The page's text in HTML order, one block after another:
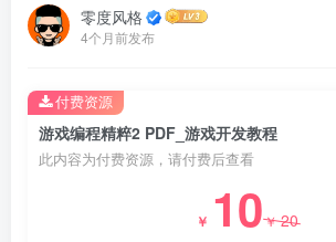
零度风格
4个月前发布
游戏编程精粹2 PDF_游戏开发教程
此内容为付费资源，请付费后查看
￥ 10￥20
付费资源